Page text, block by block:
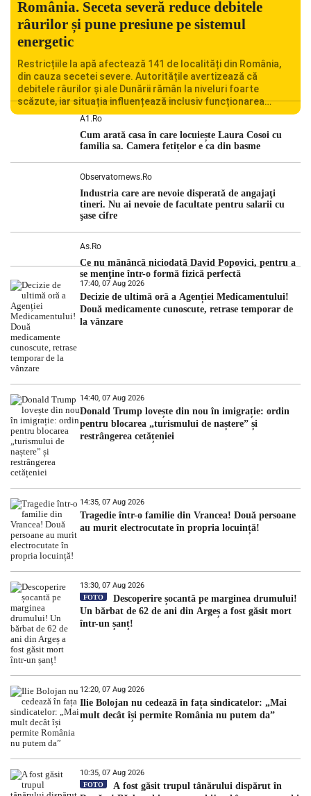
România. Seceta severă reduce debitele
râurilor și pune presiune pe sistemul
energetic
Restricțiile la apă afectează 141 de localități din România,
din cauza secetei severe. Autoritățile avertizează că
debitele râurilor și ale Dunării rămân la niveluri foarte
scăzute, iar situația influențează inclusiv funcționarea
Centralei Nucleare de la Cernavodă. România se confruntă
hidrologic din ultimii ani. Lipsa […]
A1.ro
Cum arată casa în care locuiește Laura Cosoi cu
familia sa. Camera fetițelor e ca din basme
Observatornews.ro
Industria care are nevoie disperată de angajaţi
tineri. Nu ai nevoie de facultate pentru salarii cu
şase cifre
As.ro
Ce nu mănâncă niciodată David Popovici, pentru a
se menţine într-o formă fizică perfectă
17:40, 07 Aug 2026
Decizie de ultimă oră a Agenției Medicamentului!
Două medicamente cunoscute, retrase temporar de
la vânzare
14:40, 07 Aug 2026
Donald Trump lovește din nou în imigrație: ordin
pentru blocarea „turismului de naștere” și
restrângerea cetățeniei
14:35, 07 Aug 2026
Tragedie într-o familie din Vrancea! Două persoane
au murit electrocutate în propria locuință!
13:30, 07 Aug 2026
FOTO
Descoperire șocantă pe marginea drumului!
Un bărbat de 62 de ani din Argeș a fost găsit mort
într-un șanț!
12:20, 07 Aug 2026
Ilie Bolojan nu cedează în fața sindicatelor: „Mai
mult decât își permite România nu putem da”
10:35, 07 Aug 2026
FOTO
A fost găsit trupul tânărului dispărut în